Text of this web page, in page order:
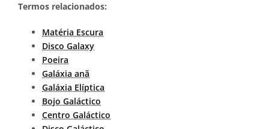
Termos relacionados:
Matéria Escura
Disco Galaxy
Poeira
Galáxia anã
Galáxia Elíptica
Bojo Galáctico
Centro Galáctico